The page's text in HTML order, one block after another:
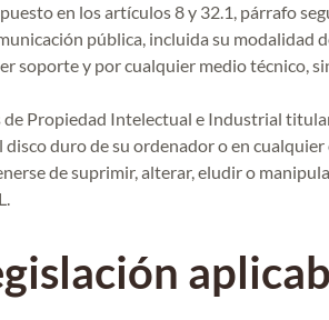
en los artículos 8 y 32.1, párrafo
pública, incluida su modalidad
soporte y por cualquier medio técnico,
Propiedad Intelectual e Industrial
duro de su ordenador o en
de suprimir, alterar, eludir o